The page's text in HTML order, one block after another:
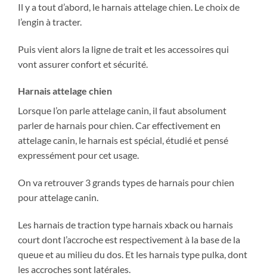
Il y a tout d’abord, le harnais attelage chien. Le choix de
l’engin à tracter.
Puis vient alors la ligne de trait et les accessoires qui
vont assurer confort et sécurité.
Harnais attelage chien
Lorsque l’on parle attelage canin, il faut absolument
parler de harnais pour chien. Car effectivement en
attelage canin, le harnais est spécial, étudié et pensé
expressément pour cet usage.
On va retrouver 3 grands types de harnais pour chien
pour attelage canin.
Les harnais de traction type harnais xback ou harnais
court dont l’accroche est respectivement à la base de la
queue et au milieu du dos. Et les harnais type pulka, dont
les accroches sont latérales.